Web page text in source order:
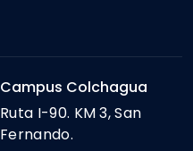
Campus Colchagua
Ruta I-90. KM 3, San
Fernando.